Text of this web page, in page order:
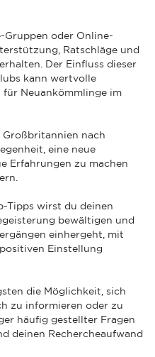
Gruppen oder Online-
Ratschläge und
Der Einfluss dieser
kann wertvolle
für Neuankömmlinge im
nach
eine neue
Erfahrungen zu machen
Tipps wirst du deinen
bewältigen und
einhergeht, mit
Einstellung
die Möglichkeit, sich
zu informieren oder zu
häufig gestellter Fragen
deinen Rechercheaufwand